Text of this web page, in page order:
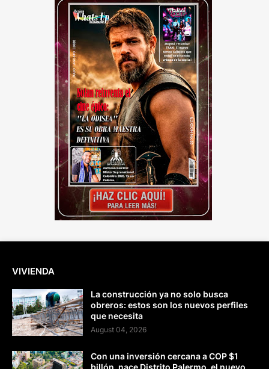
VIVIENDA
La construcción ya no solo busca
obreros: estos son los nuevos perfiles
que necesita
August 04, 2026
Con una inversión cercana a COP $1
billón, nace Distrito Palermo, el nuevo